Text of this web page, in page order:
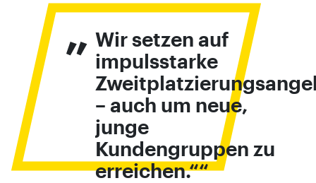
„ Wir setzen auf
impulsstarke
– auch um neue,
junge
Kundengruppen zu
erreichen.“